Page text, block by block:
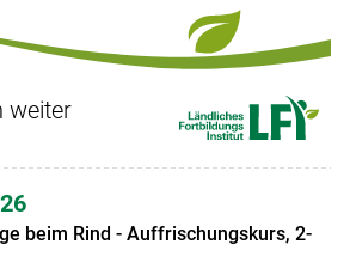
weiter
beim Rind - Auffrischungskurs, 2-